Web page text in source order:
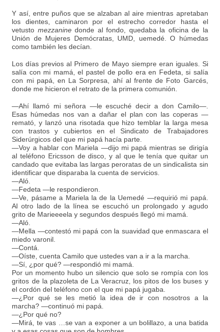
Y así, entre puños que se alzaban al aire mientras apretaban
los dientes, caminaron por el estrecho corredor hasta el
vetusto mezzaninedonde al fondo, quedaba la oficina de la
Unión de Mujeres Demócratas, UMD, uemedé. O húmedas
como también les decían.
Los días previos al Primero de Mayo siempre eran iguales. Si
salía con mi mamá, el pastel de pollo era en Fedeta, si salía
con mi papá, en La Sorpresa, ahí al frente de Foto Garcés,
donde me hicieron el retrato de la primera comunión.
—Ahí llamó mi señora —le escuché decir a don Camilo—.
Esas húmedas nos van a dañar el plan con las coperas —
remató, y lanzó una risotada que hizo temblar la larga mesa
con trastos y cubiertos en el Sindicato de Trabajadores
Siderúrgicos del que mi papá hacía parte.
—Voy a hablar con Mariela —dijo mi papá mientras se dirigía
al teléfono Ericsson de disco, y al que le tenía que quitar un
candado que evitaba las largas peroratas de un sindicalista sin
identificar que disparaba la cuenta de servicios.
—Aló.
—Fedeta —le respondieron.
—Ve, pásame a Mariela la de la Uemedé —requirió mi papá.
Al otro lado de la línea se escuchó un prolongado y agudo
grito de Marieeeela y segundos después llegó mi mamá.
—Aló.
—Mella —contestó mi papá con la suavidad que enmascara el
miedo varonil.
—Contá.
—Oíste, cuenta Camilo que ustedes van a ir a la marcha.
—Sí, ¿por qué? —respondió mi mamá.
Por un momento hubo un silencio que solo se rompía con los
gritos de la plazoleta de La Veracruz, los pitos de los buses y
el cordón del teléfono con el que mi papá jugaba.
—¿Por qué se les metió la idea de ir con nosotros a la
marcha? —continuó mi papá.
—¿Por qué no?
—Mirá, te vas …se van a exponer a un bolillazo, a una batida